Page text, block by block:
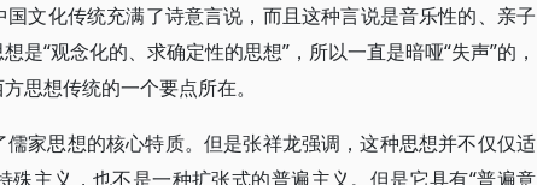
文化传统充满了诗意言说，而且这种言说是音乐性的、亲子
是“观念化的、求确定性的思想”，所以一直是暗哑“失声”的，
思想传统的一个要点所在。
家思想的核心特质。但是张祥龙强调，这种思想并不仅仅适
主义，也不是一种扩张式的普遍主义。但是它具有“普遍意